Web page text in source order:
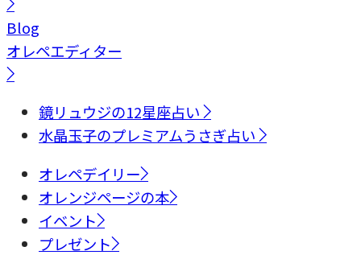
Blog
オレペエディター
鏡リュウジの12星座占い
水晶玉子のプレミアムうさぎ占い
オレペデイリー
オレンジページの本
イベント
プレゼント